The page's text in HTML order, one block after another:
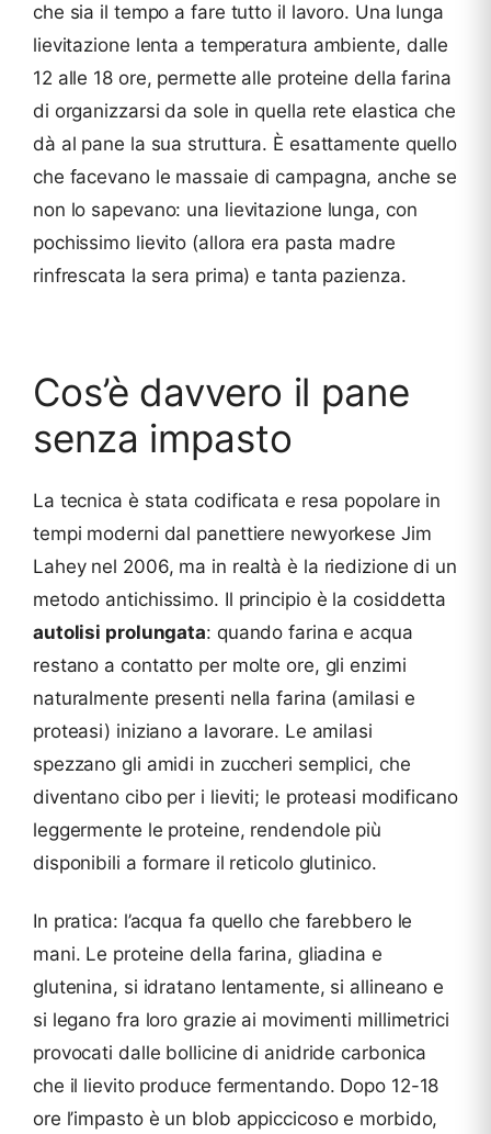
che sia il tempo a fare tutto il lavoro. Una lunga
lievitazione lenta a temperatura ambiente, dalle
12 alle 18 ore, permette alle proteine della farina
di organizzarsi da sole in quella rete elastica che
dà al pane la sua struttura. È esattamente quello
che facevano le massaie di campagna, anche se
non lo sapevano: una lievitazione lunga, con
pochissimo lievito (allora era pasta madre
rinfrescata la sera prima) e tanta pazienza.
Cos’è davvero il pane
senza impasto
La tecnica è stata codificata e resa popolare in
tempi moderni dal panettiere newyorkese Jim
Lahey nel 2006, ma in realtà è la riedizione di un
metodo antichissimo. Il principio è la cosiddetta
autolisi prolungata: quando farina e acqua
restano a contatto per molte ore, gli enzimi
naturalmente presenti nella farina (amilasi e
proteasi) iniziano a lavorare. Le amilasi
spezzano gli amidi in zuccheri semplici, che
diventano cibo per i lieviti; le proteasi modificano
leggermente le proteine, rendendole più
disponibili a formare il reticolo glutinico.
In pratica: l’acqua fa quello che farebbero le
mani. Le proteine della farina, gliadina e
glutenina, si idratano lentamente, si allineano e
si legano fra loro grazie ai movimenti millimetrici
provocati dalle bollicine di anidride carbonica
che il lievito produce fermentando. Dopo 12-18
ore l’impasto è un blob appiccicoso e morbido,